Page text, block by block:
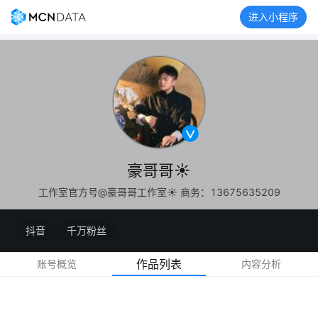
进入小程序
豪哥哥☀️
工作室官方号@豪哥哥工作室☀️ 商务：13675635209
抖音 千万粉丝
账号概览 作品列表 内容分析